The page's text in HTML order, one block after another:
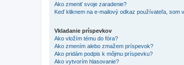
Ako zmeniť svoje zaradenie?
Keď kliknem na e-mailový odkaz používateľa, som
Vkladanie príspevkov
Ako vložím tému do fóra?
Ako zmením alebo zmažem príspevok?
Ako pridám podpis k môjmu príspevku?
Ako vytvorím hlasovanie?